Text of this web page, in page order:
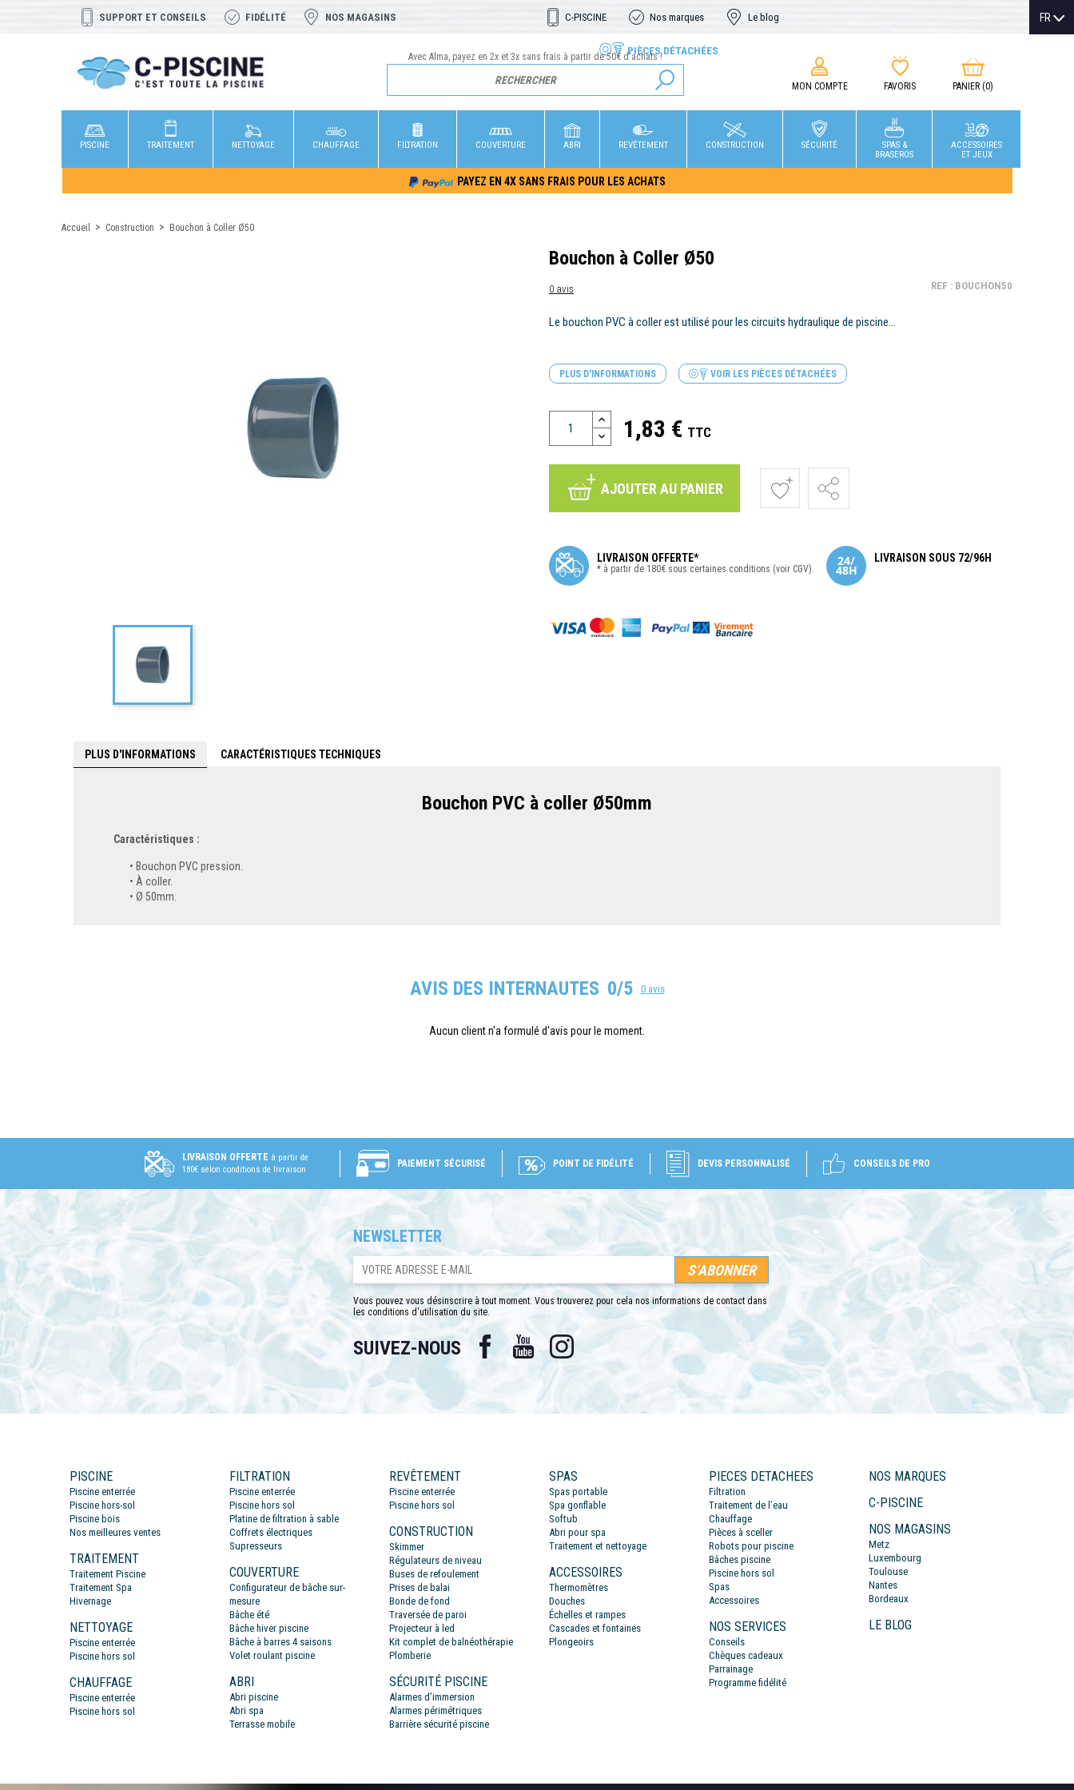
SUPPORT ET CONSEILS FIDÉLITÉ NOS MAGASINS C-PISCINE Nos marques Le blog
PIÈCES DÉTACHÉES
FR
Avec Alma, payez en 2x et 3x sans frais à partir de 50€ d'achats !
MON COMPTE FAVORIS PANIER (0)
PISCINE TRAITEMENT NETTOYAGE CHAUFFAGE FILTRATION COUVERTURE ABRI REVÊTEMENT CONSTRUCTION SÉCURITÉ
SPAS &
BRASEROS
ACCESSOIRES
ET JEUX
PAYEZ EN 4X SANS FRAIS POUR LES ACHATS
Accueil Construction Bouchon à Coller Ø50
Bouchon à Coller Ø50
0 avis REF : BOUCHON50
Le bouchon PVC à coller est utilisé pour les circuits hydraulique de piscine...
PLUS D'INFORMATIONS VOIR LES PIÈCES DÉTACHÉES
1,83 € TTC
AJOUTER AU PANIER
LIVRAISON OFFERTE*
* à partir de 180€ sous certaines conditions (voir CGV).
LIVRAISON SOUS 72/96H
PLUS D'INFORMATIONS CARACTÉRISTIQUES TECHNIQUES
Bouchon PVC à coller Ø50mm
Caractéristiques :
Bouchon PVC pression.
À coller.
Ø 50mm.
AVIS DES INTERNAUTES 0/5 0 avis
Aucun client n'a formulé d'avis pour le moment.
LIVRAISON OFFERTE à partir de
180€ selon conditions de livraison
PAIEMENT SÉCURISÉ POINT DE FIDÉLITÉ DEVIS PERSONNALISÉ CONSEILS DE PRO
NEWSLETTER
Vous pouvez vous désinscrire à tout moment. Vous trouverez pour cela nos informations de contact dans
les conditions d'utilisation du site.
SUIVEZ-NOUS Facebook YouTube
PISCINE
Piscine enterrée
Piscine hors-sol
Piscine bois
Nos meilleures ventes
TRAITEMENT
Traitement Piscine
Traitement Spa
Hivernage
NETTOYAGE
Piscine enterrée
Piscine hors sol
CHAUFFAGE
Piscine enterrée
Piscine hors sol
FILTRATION
Piscine enterrée
Piscine hors sol
Platine de filtration à sable
Coffrets électriques
Supresseurs
COUVERTURE
Configurateur de bâche sur-
mesure
Bâche été
Bâche hiver piscine
Bâche à barres 4 saisons
Volet roulant piscine
ABRI
Abri piscine
Abri spa
Terrasse mobile
REVÊTEMENT
Piscine enterrée
Piscine hors sol
CONSTRUCTION
Skimmer
Régulateurs de niveau
Buses de refoulement
Prises de balai
Bonde de fond
Traversée de paroi
Projecteur à led
Kit complet de balnéothérapie
Plomberie
SÉCURITÉ PISCINE
Alarmes d’immersion
Alarmes périmétriques
Barrière sécurité piscine
SPAS
Spas portable
Spa gonflable
Softub
Abri pour spa
Traitement et nettoyage
ACCESSOIRES
Thermomètres
Douches
Échelles et rampes
Cascades et fontaines
Plongeoirs
PIECES DETACHEES
Filtration
Traitement de l’eau
Chauffage
Pièces à sceller
Robots pour piscine
Bâches piscine
Piscine hors sol
Spas
Accessoires
NOS SERVICES
Conseils
Chèques cadeaux
Parrainage
Programme fidélité
NOS MARQUES
C-PISCINE
NOS MAGASINS
Metz
Luxembourg
Toulouse
Nantes
Bordeaux
LE BLOG